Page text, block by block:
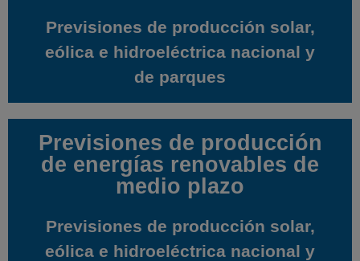
Previsiones de producción solar,
eólica e hidroeléctrica nacional y
de parques
Previsiones de producción solar,
eólica e hidroeléctrica nacional y
de parques
Previsiones de producción
de energías renovables de
medio plazo
Previsiones de producción solar,
eólica e hidroeléctrica nacional y
Previsiones de producción
de energías renovables de
medio plazo
Previsiones de producción solar,
eólica e hidroeléctrica nacional y